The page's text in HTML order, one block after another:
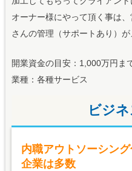
オーナー様にやって頂く事は
さんの管理（サポートあり）が
開業資金の目安：1,000万円ま
業種：各種サービス
ビジ
内職アウトソーシン
企業は多数